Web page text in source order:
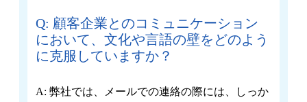
Q: 顧客企業とのコミュニケーション
において、文化や言語の壁をどのよう
に克服していますか？
A: 弊社では、メールでの連絡の際には、しっか